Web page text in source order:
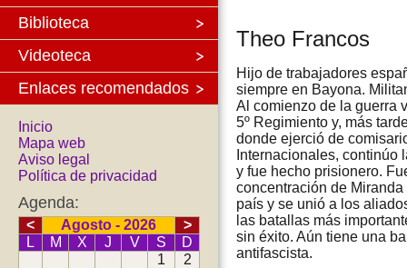
Biblioteca
Videoteca
Enlaces recomendados
Inicio
Mapa web
Aviso legal
Política de privacidad
Agenda:
< Agosto - 2026
>
L
M X J V S
D
1
2
Theo Francos
Hijo de trabajadores
siempre en Bayona.
Al comienzo de la guerra
5º Regimiento y, más
donde ejerció de
Internacionales,
y fue hecho prisionero.
concentración de
país y se unió a los
las batallas más
sin éxito. Aún tiene una
antifascista.